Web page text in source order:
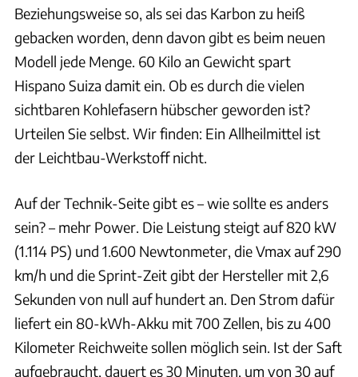
Beziehungsweise so, als sei das Karbon zu heiß
gebacken worden, denn davon gibt es beim neuen
Modell jede Menge. 60 Kilo an Gewicht spart
Hispano Suiza damit ein. Ob es durch die vielen
sichtbaren Kohlefasern hübscher geworden ist?
Urteilen Sie selbst. Wir finden: Ein Allheilmittel ist
der Leichtbau-Werkstoff nicht.
Auf der Technik-Seite gibt es – wie sollte es anders
sein? – mehr Power. Die Leistung steigt auf 820 kW
(1.114 PS) und 1.600 Newtonmeter, die Vmax auf 290
km/h und die Sprint-Zeit gibt der Hersteller mit 2,6
Sekunden von null auf hundert an. Den Strom dafür
liefert ein 80-kWh-Akku mit 700 Zellen, bis zu 400
Kilometer Reichweite sollen möglich sein. Ist der Saft
aufgebraucht, dauert es 30 Minuten, um von 30 auf